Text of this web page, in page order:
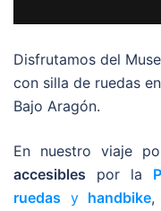
Disfrutamos del
con silla de ruedas
Bajo Aragón.
En nuestro viaje
accesibles por la
ruedas y handbike,